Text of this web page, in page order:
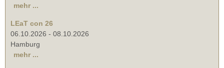
mehr ...
LEaT con 26
06.10.2026 - 08.10.2026
Hamburg
mehr ...